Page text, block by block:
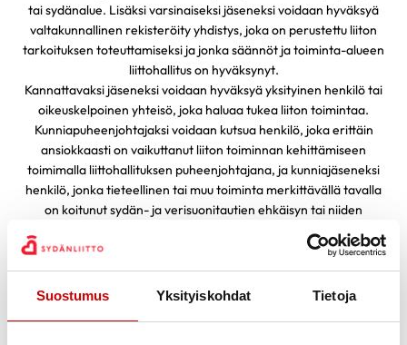
Suostumus Yksityiskohdat Tietoja
tai sydänalue. Lisäksi varsinaiseksi jäseneksi voidaan hyväksyä
valtakunnallinen rekisteröity yhdistys, joka on perustettu liiton
tarkoituksen toteuttamiseksi ja jonka säännöt ja toiminta-alueen
liittohallitus on hyväksynyt.
Kannattavaksi jäseneksi voidaan hyväksyä yksityinen henkilö tai
oikeuskelpoinen yhteisö, joka haluaa tukea liiton toimintaa.
Kunniapuheenjohtajaksi voidaan kutsua henkilö, joka erittäin
ansiokkaasti on vaikuttanut liiton toiminnan kehittämiseen
toimimalla liittohallituksen puheenjohtajana, ja kunniajäseneksi
henkilö, jonka tieteellinen tai muu toiminta merkittävällä tavalla
on koitunut sydän- ja verisuonitautien ehkäisyn tai niiden
Jäsenet hyväksyy ja erottaa liiton kokous liittohallituksen
esityksestä.